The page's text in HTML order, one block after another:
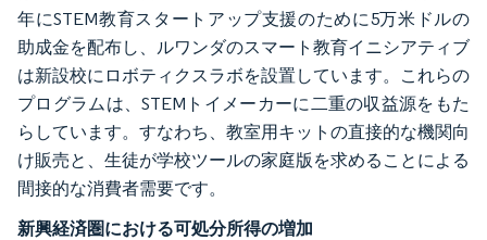
年にSTEM教育スタートアップ支援のために5万米ドルの
助成金を配布し、ルワンダのスマート教育イニシアティブ
は新設校にロボティクスラボを設置しています。これらの
プログラムは、STEMトイメーカーに二重の収益源をもた
らしています。すなわち、教室用キットの直接的な機関向
け販売と、生徒が学校ツールの家庭版を求めることによる
間接的な消費者需要です。
新興経済圏における可処分所得の増加